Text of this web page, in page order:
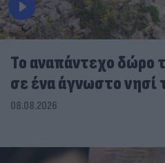
To αναπάντεχο δώρο
σε ένα άγνωστο νησί
08.08.2026